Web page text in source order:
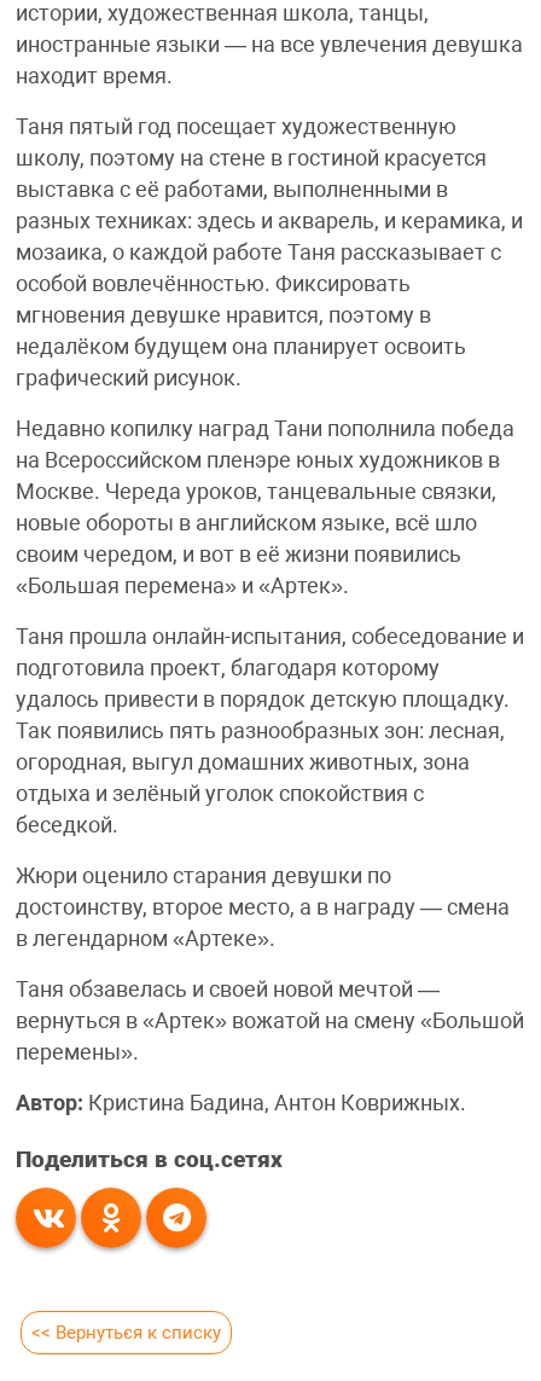
истории, художественная школа, танцы,
иностранные языки — на все увлечения девушка
находит время.
Таня пятый год посещает художественную
школу, поэтому на стене в гостиной красуется
выставка с её работами, выполненными в
разных техниках: здесь и акварель, и керамика, и
мозаика, о каждой работе Таня рассказывает с
особой вовлечённостью. Фиксировать
мгновения девушке нравится, поэтому в
недалёком будущем она планирует освоить
графический рисунок.
Недавно копилку наград Тани пополнила победа
на Всероссийском пленэре юных художников в
Москве. Череда уроков, танцевальные связки,
новые обороты в английском языке, всё шло
своим чередом, и вот в её жизни появились
«Большая перемена» и «Артек».
Таня прошла онлайн-испытания, собеседование и
подготовила проект, благодаря которому
удалось привести в порядок детскую площадку.
Так появились пять разнообразных зон: лесная,
огородная, выгул домашних животных, зона
отдыха и зелёный уголок спокойствия с
беседкой.
Жюри оценило старания девушки по
достоинству, второе место, а в награду — смена
в легендарном «Артеке».
Таня обзавелась и своей новой мечтой —
вернуться в «Артек» вожатой на смену «Большой
перемены».
Автор: Кристина Бадина, Антон Коврижных.
Поделиться в соц.сетях
<< Вернуться к списку